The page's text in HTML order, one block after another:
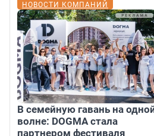
НОВОСТИ КОМПАНИЙ
В семейную гавань на
волне: DOGMA стала
партнером фестиваля